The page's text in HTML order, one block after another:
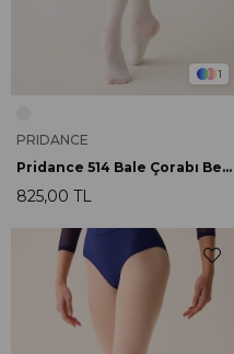
1
PRIDANCE
Pridance 514 Bale Çorabı Beyaz
825,00 TL